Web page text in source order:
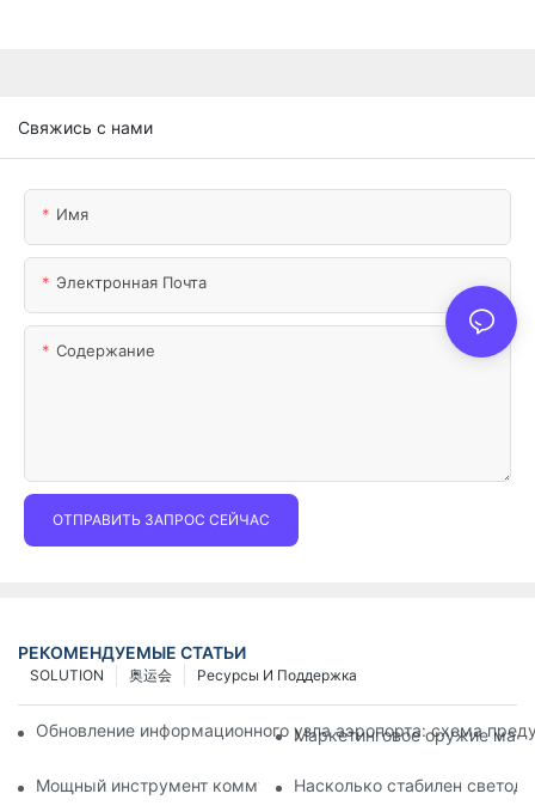
Свяжись с нами
Имя
Электронная Почта
Содержание
ОТПРАВИТЬ ЗАПРОС СЕЙЧАС
РЕКОМЕНДУЕМЫЕ СТАТЬИ
Ресурсы И Поддержка
奥运会
SOLUTION
Обновление информационного узла аэропорта: схема
Маркетинговое оружие
Мощный инструмент коммуникации для организаций по
Насколько стабилен